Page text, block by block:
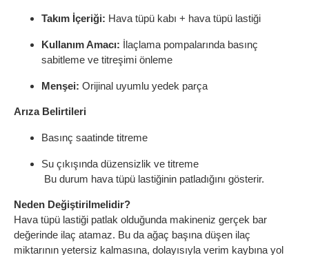
Takım İçeriği: Hava tüpü kabı + hava tüpü lastiği
Kullanım Amacı: İlaçlama pompalarında basınç
sabitleme ve titreşimi önleme
Menşei: Orijinal uyumlu yedek parça
Arıza Belirtileri
Basınç saatinde titreme
Su çıkışında düzensizlik ve titreme
Bu durum hava tüpü lastiğinin patladığını gösterir.
Neden Değiştirilmelidir?
Hava tüpü lastiği patlak olduğunda makineniz gerçek bar
değerinde ilaç atamaz. Bu da ağaç başına düşen ilaç
miktarının yetersiz kalmasına, dolayısıyla verim kaybına yol